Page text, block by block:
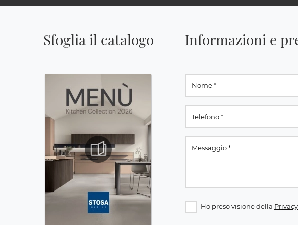
Sfoglia il catalogo Informazioni e
Ho preso visione della